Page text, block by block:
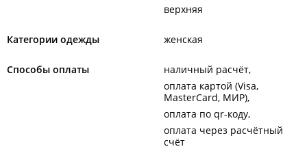
верхняя
Категории одежды женская
Способы оплаты
наличный расчёт
оплата картой (Visa,
MasterCard, МИР)
оплата по qr-коду
оплата через расчётный
счёт